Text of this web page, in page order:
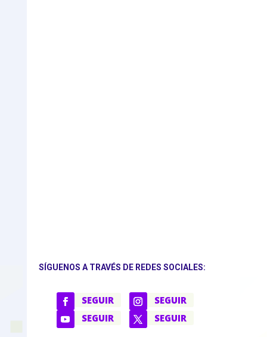
SÍGUENOS A TRAVÉS DE REDES SOCIALES:
SEGUIR
SEGUIR
SEGUIR
SEGUIR